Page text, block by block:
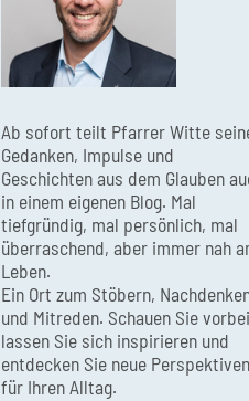
Ab sofort teilt Pfarrer Witte
Gedanken, Impulse und
Geschichten aus dem Glauben
in einem eigenen Blog. Mal
tiefgründig, mal persönlich, mal
überraschend, aber immer nah
Leben.
Ein Ort zum Stöbern,
und Mitreden. Schauen Sie
lassen Sie sich inspirieren und
entdecken Sie neue Perspektiven
für Ihren Alltag.